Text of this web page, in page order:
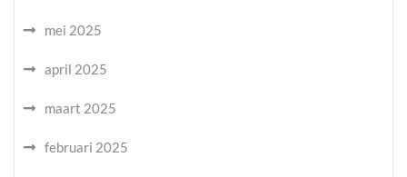
mei 2025
april 2025
maart 2025
februari 2025